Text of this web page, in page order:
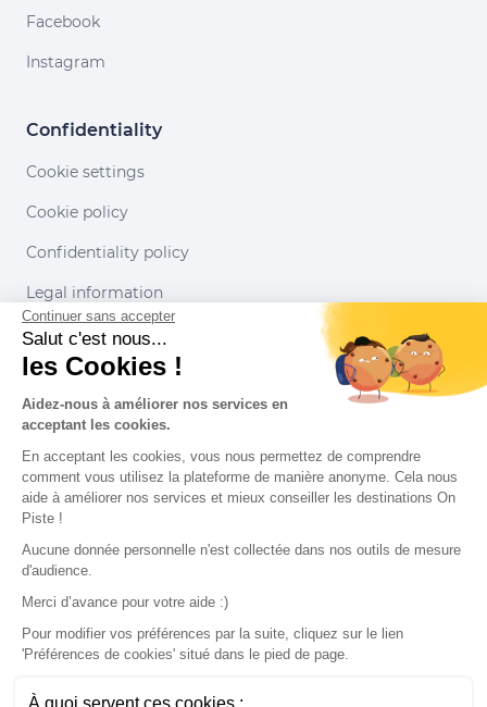
Facebook
Instagram
Confidentiality
Cookie settings
Cookie policy
Confidentiality policy
Legal information
Conditions of use
Our partners
Continuer sans accepter
Salut c'est nous...
les Cookies !
Aidez-nous à améliorer nos services en
acceptant les cookies.
En acceptant les cookies, vous nous permettez de comprendre
comment vous utilisez la plateforme de manière anonyme. Cela nous
aide à améliorer nos services et mieux conseiller les destinations On
Piste !
Aucune donnée personnelle n'est collectée dans nos outils de mesure
d'audience.
Merci d’avance pour votre aide :)
Pour modifier vos préférences par la suite, cliquez sur le lien
'Préférences de cookies' situé dans le pied de page.
À quoi servent ces cookies :